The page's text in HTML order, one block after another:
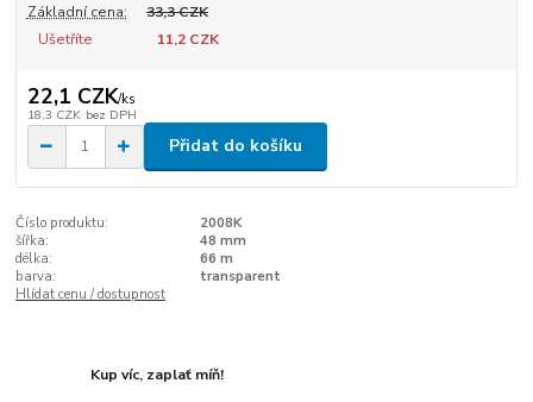
Základní cena:
33,3 CZK
Ušetříte
11,2 CZK
22,1 CZK/ks
18,3 CZK bez DPH
Přidat do košíku
Číslo produktu:
2008K
šířka:
48 mm
délka:
66 m
barva:
transparent
Hlídat cenu / dostupnost
Kup víc, zaplať míň!